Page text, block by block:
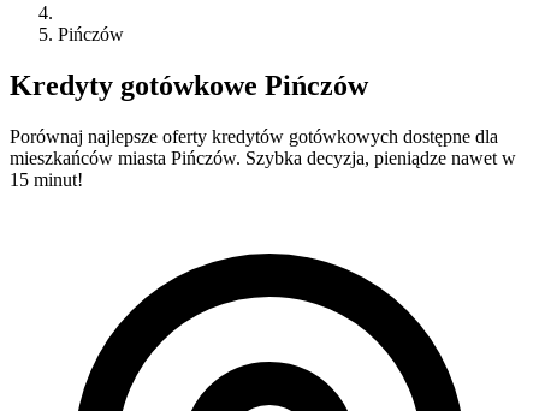
Pińczów
Kredyty gotówkowe Pińczów
Porównaj najlepsze oferty kredytów gotówkowych dostępne dla
mieszkańców miasta Pińczów. Szybka decyzja, pieniądze nawet w
15 minut!